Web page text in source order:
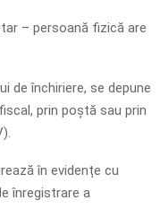
– persoană fizică are
de închiriere, se depune
prin poștă sau prin
în evidențe cu
înregistrare a